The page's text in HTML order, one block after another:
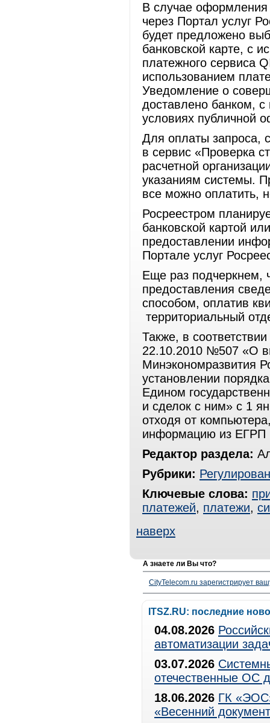
В случае
через Портал услуг
будет предложено
банковской карте, с
платежного сервиса
использованием
Уведомление о
доставлено банком,
условиях публичной
Для оплаты запроса,
в сервис «Проверка
расчетной
указаниям системы.
все можно оплатить,
Росреестром
банковской картой
предоставлении
Портале услуг
Еще раз подчеркнем,
предоставления
способом, оплатив
территориальный
Также, в
22.10.2010 №507 «О
Минэкономразвития
установлении
Едином
и сделок с ним» с 1
отходя от
информацию из ЕГРП
Редактор раздела:
Рубрики:
Ключевые слова:
платежей, платежи,
наверх
А знаете ли Вы что?
CityTelecom.ru зарегистрирует
ITSZ.RU: последние
04.08.2026
автоматизации
03.07.2026
отечественные ОС
18.06.2026 ГК
«Весенний